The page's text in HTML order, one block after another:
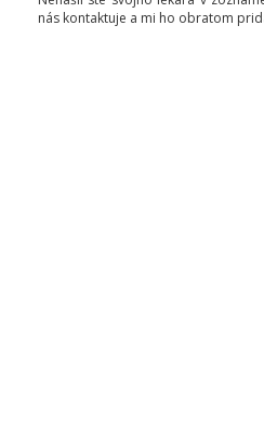
nás kontaktuje a mi ho obratom